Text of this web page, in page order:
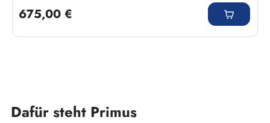
675,00 €
Dafür steht Primus